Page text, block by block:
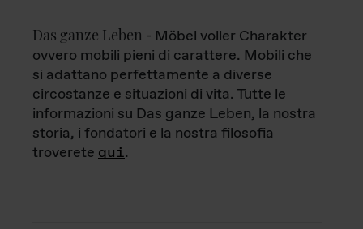
Das ganze Leben - Möbel voller Charakter
ovvero mobili pieni di carattere. Mobili che
si adattano perfettamente a diverse
circostanze e situazioni di vita. Tutte le
informazioni su Das ganze Leben, la nostra
storia, i fondatori e la nostra filosofia
troverete qui.